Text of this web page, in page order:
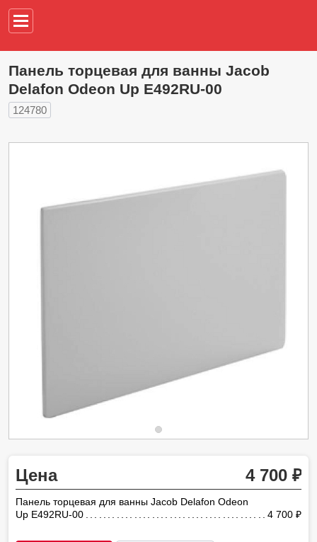
Панель торцевая для ванны Jacob
Delafon Odeon Up E492RU-00
124780
Цена 4 700
Панель торцевая для ванны Jacob Delafon Odeon
Up E492RU-00
4 700